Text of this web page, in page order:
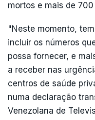
mortos e mais de
"Neste momento,
incluir os números
possa fornecer, e
a receber nas
centros de saúde
numa declaração
Venezolana de